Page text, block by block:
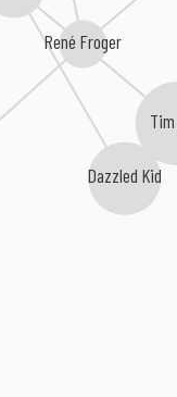
René Froger
Dazzled Kid